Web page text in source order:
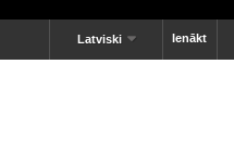
Ienākt
Latviski